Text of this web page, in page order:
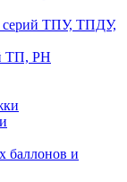
серий ТПУ, ТПДУ,
ТП, PH
баллонов и